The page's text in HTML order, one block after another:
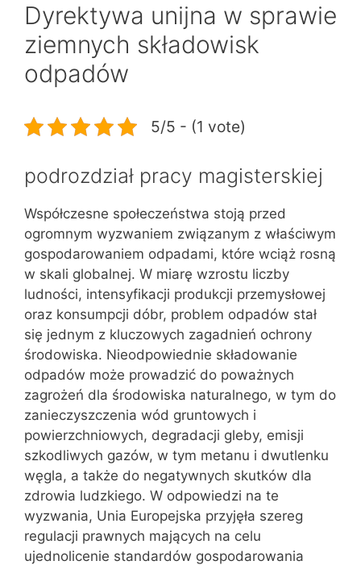
Dyrektywa unijna w sprawie
ziemnych składowisk
odpadów
5/5 - (1 vote)
podrozdział pracy magisterskiej
Współczesne społeczeństwa stoją przed
ogromnym wyzwaniem związanym z właściwym
gospodarowaniem odpadami, które wciąż rosną
w skali globalnej. W miarę wzrostu liczby
ludności, intensyfikacji produkcji przemysłowej
oraz konsumpcji dóbr, problem odpadów stał
się jednym z kluczowych zagadnień ochrony
środowiska. Nieodpowiednie składowanie
odpadów może prowadzić do poważnych
zagrożeń dla środowiska naturalnego, w tym do
zanieczyszczenia wód gruntowych i
powierzchniowych, degradacji gleby, emisji
szkodliwych gazów, w tym metanu i dwutlenku
węgla, a także do negatywnych skutków dla
zdrowia ludzkiego. W odpowiedzi na te
wyzwania, Unia Europejska przyjęła szereg
regulacji prawnych mających na celu
ujednolicenie standardów gospodarowania